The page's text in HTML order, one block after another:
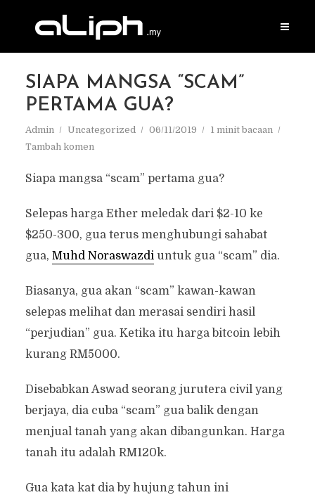
SIAPA MANGSA “SCAM”
PERTAMA GUA?
Admin Uncategorized 06/11/2019
1 minit bacaan
Tambah komen
Siapa mangsa “scam” pertama gua?
Selepas harga Ether meledak dari $2-10 ke
$250-300, gua terus menghubungi sahabat
gua, Muhd Noraswazdiuntuk gua “scam” dia.
Biasanya, gua akan “scam” kawan-kawan
selepas melihat dan merasai sendiri hasil
“perjudian” gua. Ketika itu harga bitcoin lebih
kurang RM5000.
Disebabkan Aswad seorang jurutera civil yang
berjaya, dia cuba “scam” gua balik dengan
menjual tanah yang akan dibangunkan. Harga
tanah itu adalah RM120k.
Gua kata kat dia by hujung tahun ini